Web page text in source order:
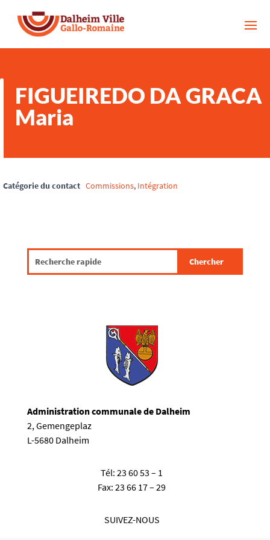
FIGUEIREDO DA GRACA
Maria
Catégorie du contact Commissions, Intégration
Administration communale de Dalheim
2, Gemengeplaz
L-5680 Dalheim
Tél:23 60 53 – 1
Fax:23 66 17 – 29
SUIVEZ-NOUS